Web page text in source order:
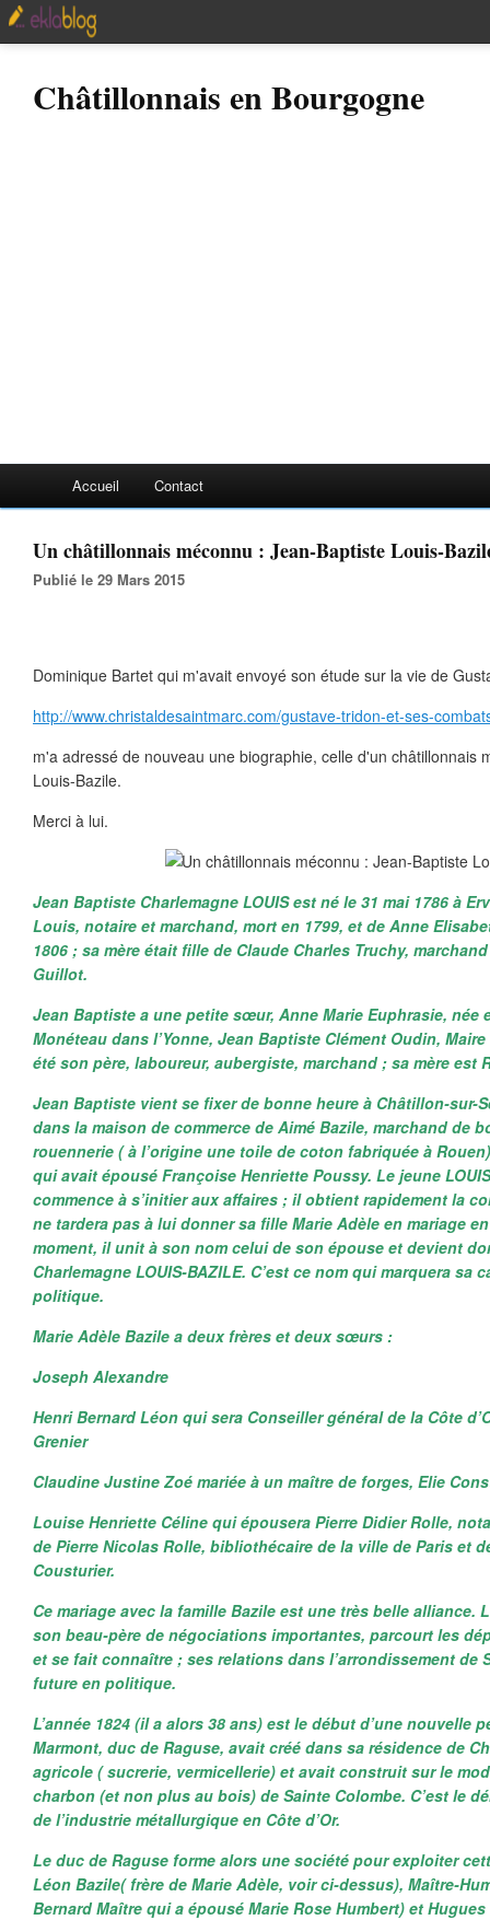
Châtillonnais en Bourgogne
Accueil Contact
Un châtillonnais méconnu : Jean-Baptiste Louis-
Publié le 29 Mars 2015
Dominique Bartet qui m'avait envoyé son étude sur la vie de
http://www.christaldesaintmarc.com/gustave-tridon-et-ses-
m'a adressé de nouveau une biographie, celle d'un châtillonnais
Louis-Bazile.
Merci à lui.
Jean Baptiste Charlemagne LOUIS est né le 31 mai 1786 à
Louis, notaire et marchand, mort en 1799, et de Anne
1806 ; sa mère était fille de Claude Charles Truchy,
Guillot.
Jean Baptiste a une petite sœur, Anne Marie Euphrasie, née
Monéteau dans l’Yonne, Jean Baptiste Clément Oudin,
été son père, laboureur, aubergiste, marchand ; sa mère est
Jean Baptiste vient se fixer de bonne heure à Châtillon-sur-
dans la maison de commerce de Aimé Bazile, marchand de
rouennerie ( à l’origine une toile de coton fabriquée à
qui avait épousé Françoise Henriette Poussy. Le jeune
commence à s’initier aux affaires ; il obtient rapidement la
ne tardera pas à lui donner sa fille Marie Adèle en mariage
moment, il unit à son nom celui de son épouse et devient
Charlemagne LOUIS-BAZILE. C’est ce nom qui marquera sa
politique.
Marie Adèle Bazile a deux frères et deux sœurs :
Joseph Alexandre
Henri Bernard Léon qui sera Conseiller général de la Côte
Grenier
Claudine Justine Zoé mariée à un maître de forges, Elie
Louise Henriette Céline qui épousera Pierre Didier Rolle,
de Pierre Nicolas Rolle, bibliothécaire de la ville de Paris et
Cousturier.
Ce mariage avec la famille Bazile est une très belle alliance.
son beau-père de négociations importantes, parcourt les
et se fait connaître ; ses relations dans l’arrondissement de
future en politique.
L’année 1824 (il a alors 38 ans) est le début d’une nouvelle
Marmont, duc de Raguse, avait créé dans sa résidence de
agricole ( sucrerie, vermicellerie) et avait construit sur le
charbon (et non plus au bois) de Sainte Colombe. C’est le
de l’industrie métallurgique en Côte d’Or.
Le duc de Raguse forme alors une société pour exploiter
Léon Bazile( frère de Marie Adèle, voir ci-dessus), Maître-
Bernard Maître qui a épousé Marie Rose Humbert) et